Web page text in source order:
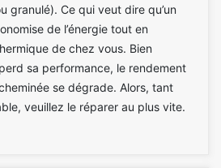
granulé). Ce qui veut dire qu’un
de l’énergie tout en
de chez vous. Bien
sa performance, le rendement
se dégrade. Alors, tant
veuillez le réparer au plus vite.